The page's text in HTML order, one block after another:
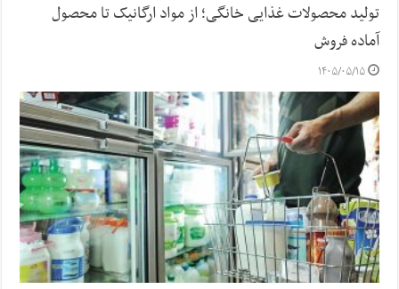
تولید محصولات غذایی خانگی؛ از مواد ارگانیک تا محصول
آماده فروش
۱۴۰۵/۰۵/۱۵